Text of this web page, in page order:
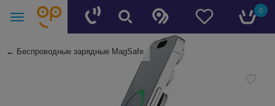
0
← Беспроводные зарядные MagSafe